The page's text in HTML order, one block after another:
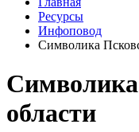
Ресурсы
Инфоповод
Символика
области